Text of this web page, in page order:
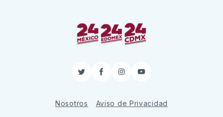
TwitterFacebook
InstagramYouTube
Nosotros Aviso de Privacidad